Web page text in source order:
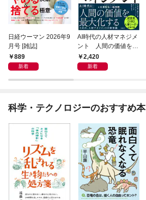
日経ウーマン 2026年9
月号 [雑誌]
889
新着
AI時代の人材マネジメ
ント 人間の価値を最
大化する条件
2,420
新着
科学・テクノロジーのおすすめ本